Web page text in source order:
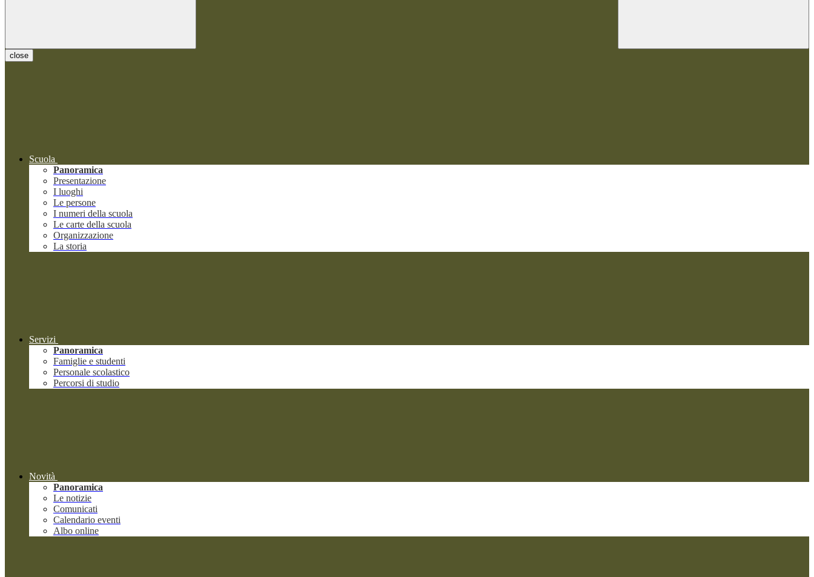
close
Scuola
Panoramica
Presentazione
I luoghi
Le persone
I numeri della scuola
Le carte della scuola
Organizzazione
La storia
Servizi
Panoramica
Famiglie e studenti
Personale scolastico
Percorsi di studio
Novità
Panoramica
Le notizie
Comunicati
Calendario eventi
Albo online